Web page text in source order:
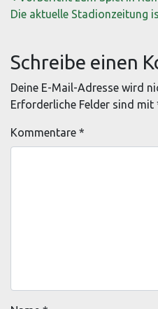
Die aktuelle Stadionzeitung
Schreibe einen
Deine E-Mail-Adresse wird
Erforderliche Felder sind mit
Kommentare *